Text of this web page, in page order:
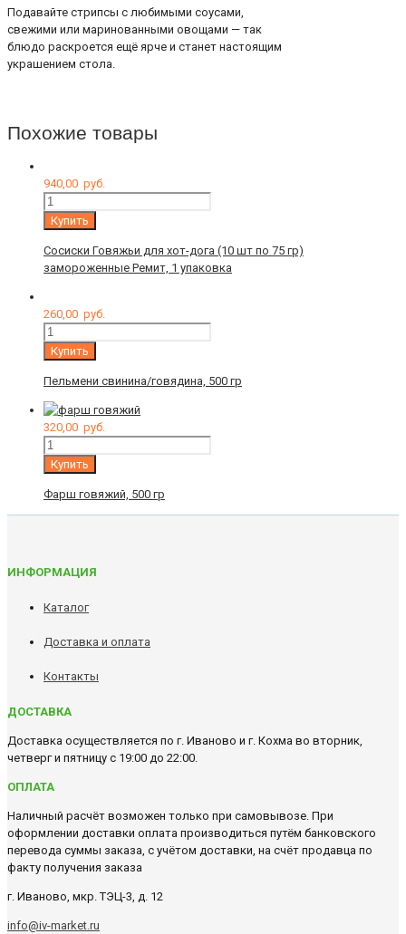
Подавайте стрипсы с любимыми соусами,
свежими или маринованными овощами — так
блюдо раскроется ещё ярче и станет настоящим
украшением стола.
Похожие товары
940,00 руб.
Количество
Купить
Сосиски Говяжьи для хот-дога (10 шт по 75 гр)
замороженные Ремит, 1 упаковка
260,00 руб.
Количество
Купить
Пельмени свинина/говядина, 500 гр
320,00 руб.
Количество
Купить
Фарш говяжий, 500 гр
ИНФОРМАЦИЯ
Каталог
Доставка и оплата
Контакты
ДОСТАВКА
Доставка осуществляется по г. Иваново и г. Кохма во вторник,
четверг и пятницу с 19:00 до 22:00.
ОПЛАТА
Наличный расчёт возможен только при самовывозе. При
оформлении доставки оплата производиться путём банковского
перевода суммы заказа, с учётом доставки, на счёт продавца по
факту получения заказа
г. Иваново, мкр. ТЭЦ-3, д. 12
info@iv-market.ru